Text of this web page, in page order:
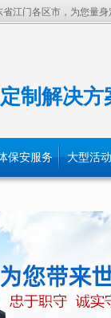
江门各区市，为您量身
制解决方
保安服务 大型活